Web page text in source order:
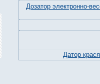
Дозатор электронно-
Датор